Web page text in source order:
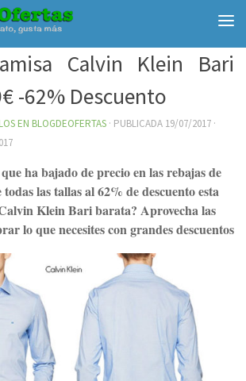
Calvin Klein Bari
-62% Descuento
EN BLOGDEOFERTAS · PUBLICADA 19/07/2017 ·
ha bajado de precio en las rebajas de
las tallas al 62% de descuento esta
Klein Bari barata? Aprovecha las
lo que necesites con grandes descuentos